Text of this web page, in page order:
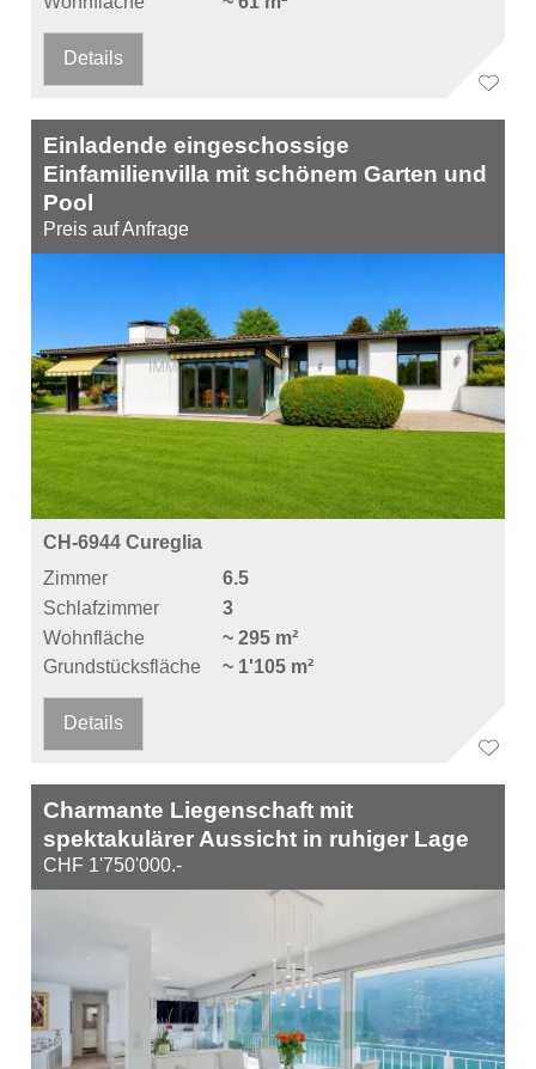
Details
Einladende eingeschossige
Einfamilienvilla mit schönem Garten und
Pool
Preis auf Anfrage
CH-6944 Cureglia
Zimmer
6.5
Schlafzimmer
3
Wohnfläche
~ 295 m²
Grundstücksfläche
~ 1'105 m²
Details
Charmante Liegenschaft mit
spektakulärer Aussicht in ruhiger Lage
CHF 1'750'000.-